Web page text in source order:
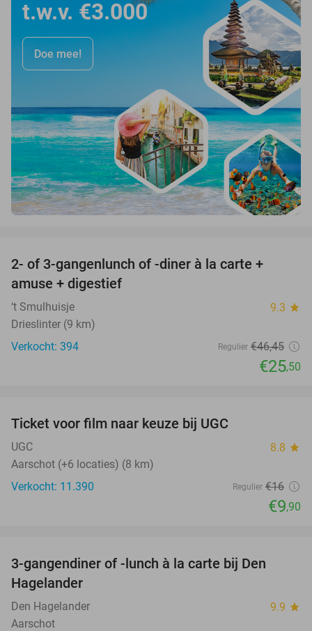
t.w.v. €3.000
Doe mee!
2- of 3-gangenlunch of -diner à la carte +
amuse + digestief
‘t Smulhuisje 9.3 star
Drieslinter (9 km)
Verkocht: 394
Regulier €46,45
€25,50
Ticket voor film naar keuze bij UGC
UGC 8.8 star
Aarschot (+6 locaties) (8 km)
Verkocht: 11.390
Regulier €16
€9,90
3-gangendiner of -lunch à la carte bij Den
Hagelander
Den Hagelander 9.9 star
Aarschot